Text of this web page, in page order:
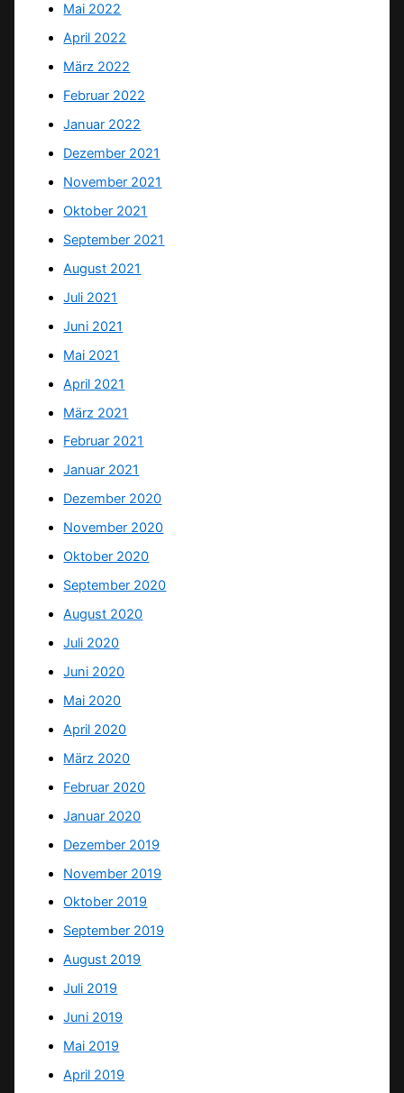
Mai 2022
April 2022
März 2022
Februar 2022
Januar 2022
Dezember 2021
November 2021
Oktober 2021
September 2021
August 2021
Juli 2021
Juni 2021
Mai 2021
April 2021
März 2021
Februar 2021
Januar 2021
Dezember 2020
November 2020
Oktober 2020
September 2020
August 2020
Juli 2020
Juni 2020
Mai 2020
April 2020
März 2020
Februar 2020
Januar 2020
Dezember 2019
November 2019
Oktober 2019
September 2019
August 2019
Juli 2019
Juni 2019
Mai 2019
April 2019